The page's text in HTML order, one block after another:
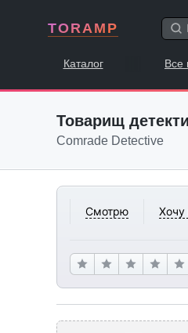
TORAMP
Каталог Все
Товарищ
Comrade Detective
Смотрю Хочу